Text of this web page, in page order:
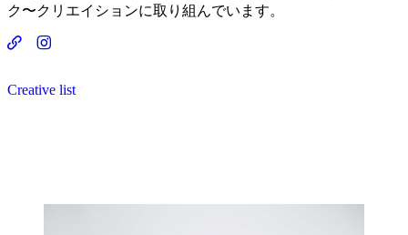
ク〜クリエイションに取り組んでいます。
Creative list